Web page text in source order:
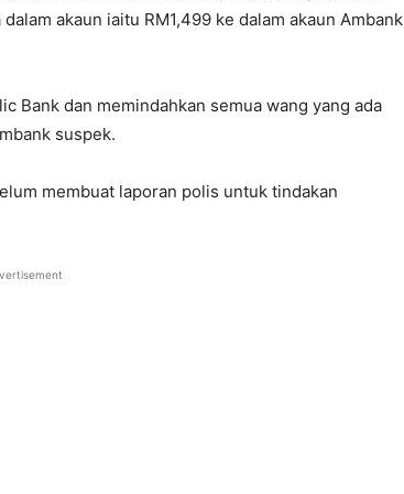
akaun iaitu RM1,499 ke dalam akaun Ambank
Bank dan memindahkan semua wang yang ada
suspek.
membuat laporan polis untuk tindakan